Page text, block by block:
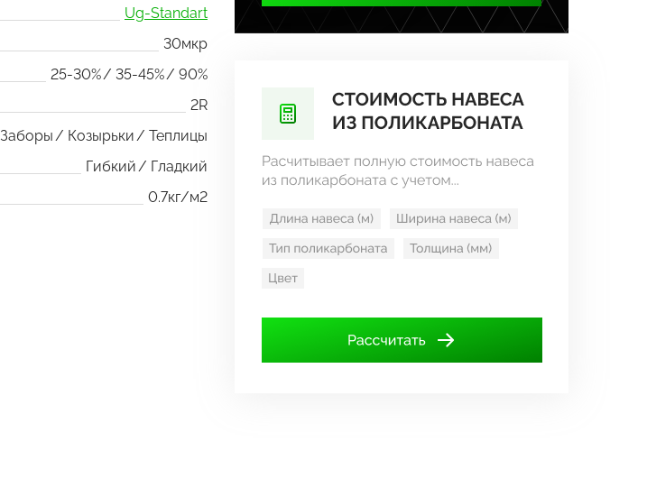
Ug-Standart
30мкр
25-30% 35-45%
90%
2R
Заборы Козырьки
Теплицы
Гибкий
Гладкий
0.7кг/м2